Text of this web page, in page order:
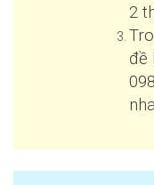
2
đề